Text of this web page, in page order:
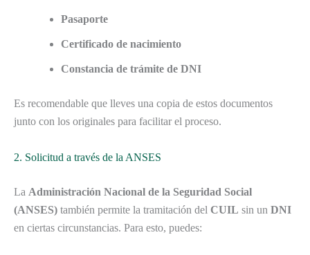
Pasaporte
Certificado de nacimiento
Constancia de trámite de DNI
Es recomendable que lleves una copia de estos documentos
junto con los originales para facilitar el proceso.
2. Solicitud a través de la ANSES
La Administración Nacional de la Seguridad Social
(ANSES) también permite la tramitación del CUIL sin un DNI
en ciertas circunstancias. Para esto, puedes: